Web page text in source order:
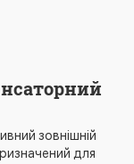
зовнішній
для